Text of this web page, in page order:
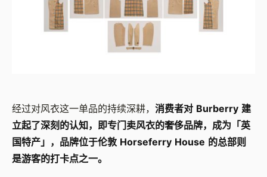
经过对风衣这一单品的持续深耕， 消费者对 Burberry 建
立起了深刻的认知，即专门卖风衣的奢侈品牌，成为「英
国特产」，品牌位于伦敦 Horseferry House 的总部则
是游客的打卡点之一。